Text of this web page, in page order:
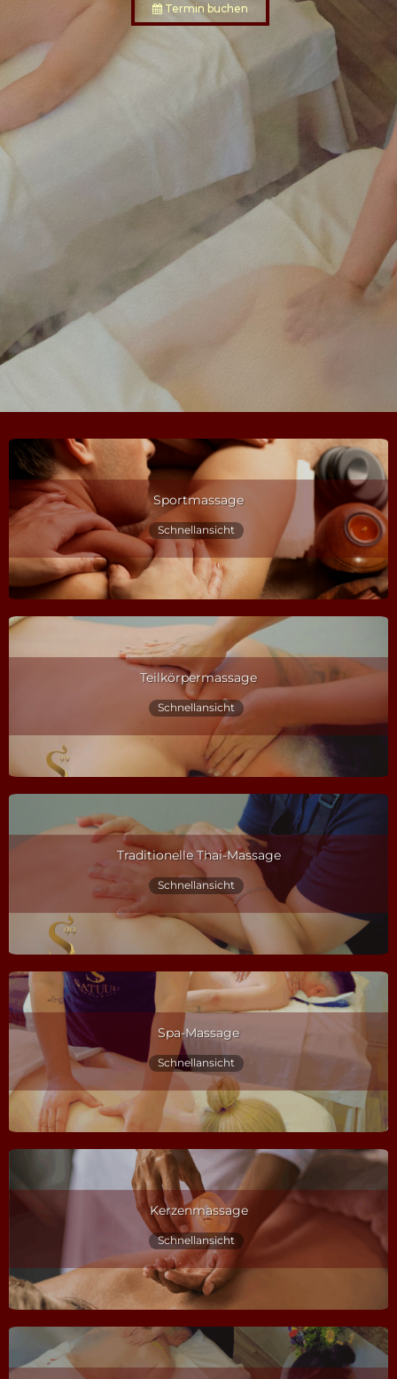
Termin buchen
Sportmassage
Schnellansicht
Teilkörpermassage
Schnellansicht
Traditionelle Thai-Massage
Schnellansicht
Spa-Massage
Schnellansicht
Kerzenmassage
Schnellansicht